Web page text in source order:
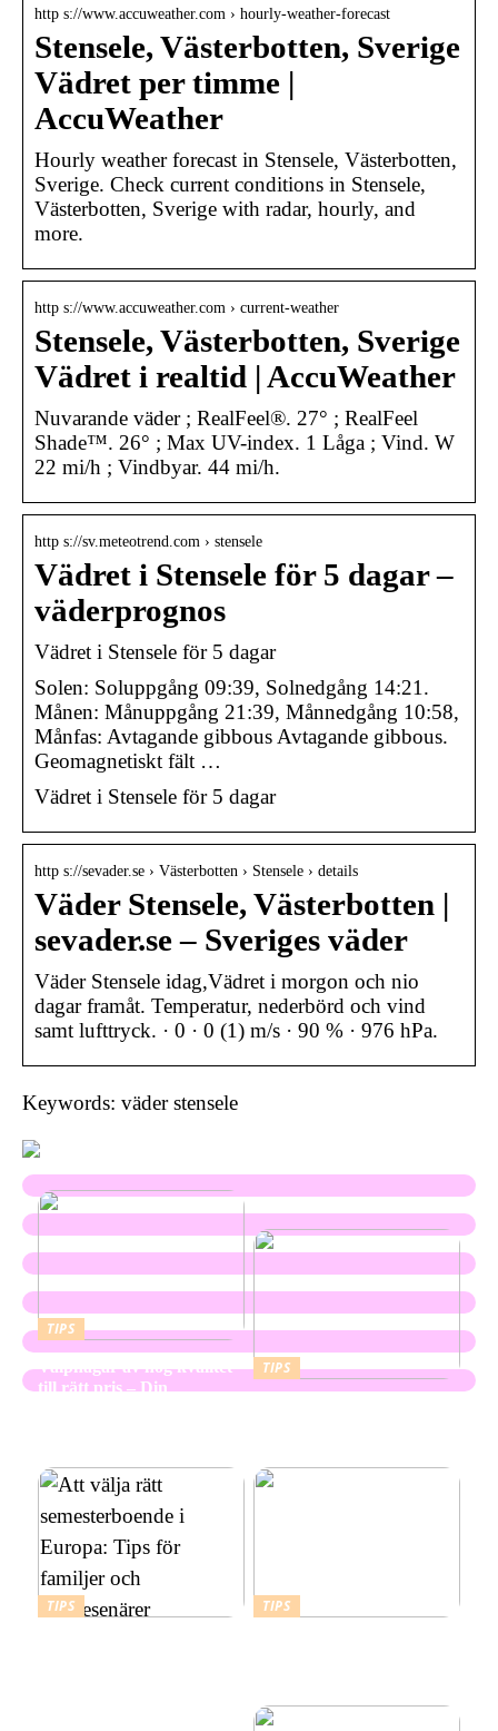
http s://www.accuweather.com › hourly-weather-forecast
Stensele, Västerbotten, Sverige
Vädret per timme |
AccuWeather
Hourly weather forecast in Stensele, Västerbotten,
Sverige. Check current conditions in Stensele,
Västerbotten, Sverige with radar, hourly, and
more.
http s://www.accuweather.com › current-weather
Stensele, Västerbotten, Sverige
Vädret i realtid | AccuWeather
Nuvarande väder ; RealFeel®. 27° ; RealFeel
Shade™. 26° ; Max UV-index. 1 Låga ; Vind. W
22 mi/h ; Vindbyar. 44 mi/h.
http s://sv.meteotrend.com › stensele
Vädret i Stensele för 5 dagar –
väderprognos
Vädret i Stensele för 5 dagar
Solen: Soluppgång 09:39, Solnedgång 14:21.
Månen: Månuppgång 21:39, Månnedgång 10:58,
Månfas: Avtagande gibbous Avtagande gibbous.
Geomagnetiskt fält …
Vädret i Stensele för 5 dagar
http s://sevader.se › Västerbotten › Stensele › details
Väder Stensele, Västerbotten |
sevader.se – Sveriges väder
Väder Stensele idag,Vädret i morgon och nio
dagar framåt. Temperatur, nederbörd och vind
samt lufttryck. · 0 · 0 (1) m/s · 90 % · 976 hPa.
Keywords: väder stensele
TIPS
Valphagar av hög kvalitet
till rätt pris – Din
TIPS
TIPS TIPS